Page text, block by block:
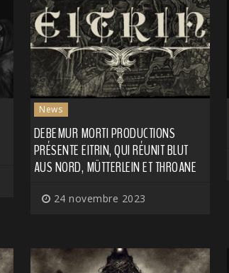
News
DEBEMUR MORTI PRODUCTIONS
PRÉSENTE EITRIN, QUI RÉUNIT BLUT
AUS NORD, MÜTTERLEIN ET THROANE
24 novembre 2023